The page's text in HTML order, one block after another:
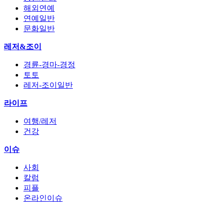
해외연예
연예일반
문화일반
레저&조이
경륜-경마-경정
토토
레저-조이일반
라이프
여행/레저
건강
이슈
사회
칼럼
피플
온라인이슈